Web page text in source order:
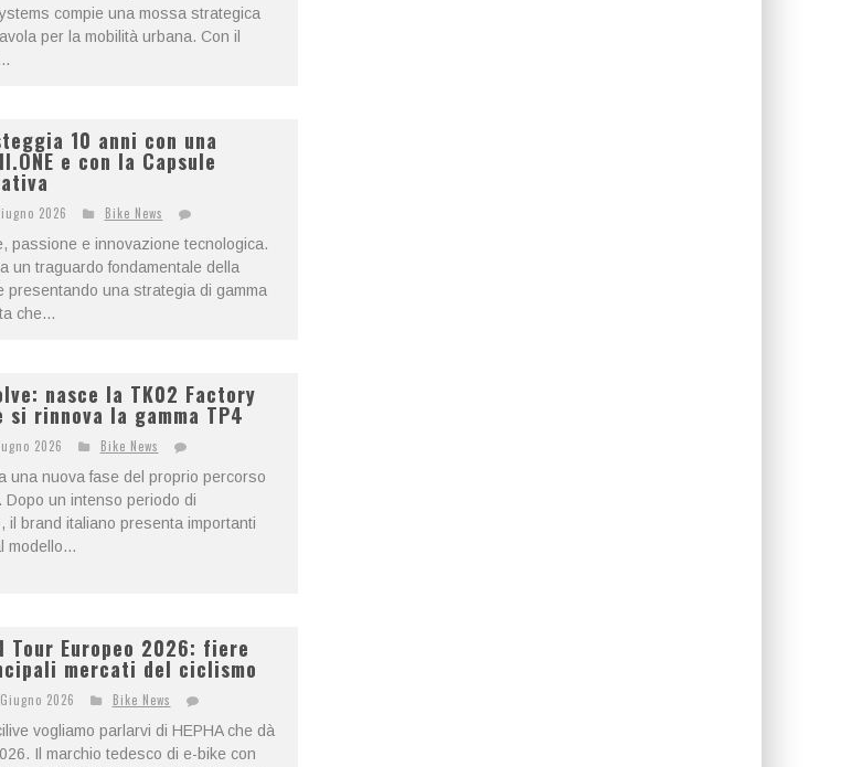
compie una mossa strategica
per la mobilità urbana. Con il
10 anni con una
e con la Capsule
2026
Bike News
passione e innovazione tecnologica.
un traguardo fondamentale della
presentando una strategia di gamma
che...
nasce la TK02 Factory
si rinnova la gamma TP4
2026
Bike News
una nuova fase del proprio percorso
un intenso periodo di
il brand italiano presenta importanti
modello...
Tour Europeo 2026: fiere
mercati del ciclismo
2026
Bike News
vogliamo parlarvi di HEPHA che dà
Il marchio tedesco di e-bike con